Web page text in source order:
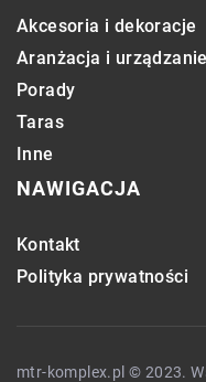
Akcesoria i dekoracje
Aranżacja i
Porady
Taras
Inne
NAWIGACJA
Kontakt
Polityka prywatności
mtr-komplex.pl © 2023.